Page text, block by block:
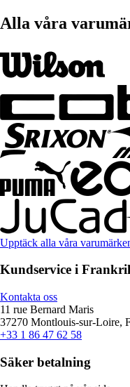
Alla våra
Upptäck alla våra
Kundservice i
Kontakta oss
11 rue Bernard Maris
37270 Montlouis-sur-Loire,
+33 1 86 47 62 58
Säker betalning